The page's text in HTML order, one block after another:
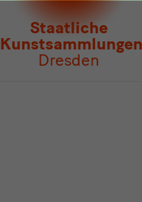
Staatliche
Kunstsammlungen
Dresden